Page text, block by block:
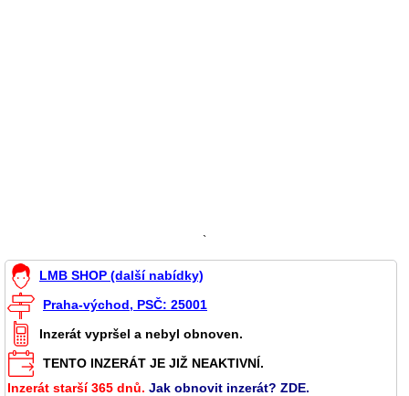
`
LMB SHOP (další nabídky)
Praha-východ, PSČ: 25001
Inzerát vypršel a nebyl obnoven.
TENTO INZERÁT JE JIŽ NEAKTIVNÍ.
Inzerát starší 365 dnů. Jak obnovit inzerát? ZDE.